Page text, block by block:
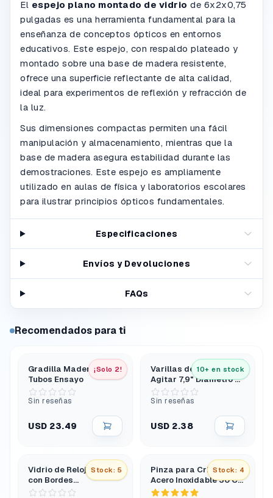
El espejo plano montado de vidrio de 6x2x0,75
pulgadas es una herramienta fundamental para la
enseñanza de conceptos ópticos en entornos
educativos. Este espejo, con respaldo plateado y
montado sobre una base de madera resistente,
ofrece una superficie reflectante de alta calidad,
ideal para experimentos de reflexión y refracción de
la luz.
Sus dimensiones compactas permiten una fácil
manipulación y almacenamiento, mientras que la
base de madera asegura estabilidad durante las
demostraciones. Este espejo es ampliamente
utilizado en aulas de física y laboratorios escolares
para ilustrar principios ópticos fundamentales.
Especificaciones
Envíos y Devoluciones
FAQs
Recomendados para ti
¡Solo 2!
Gradilla Madera 12
Tubos Ensayo
Sin reseñas
USD 23.49
10+ en stock
Varillas de Vidrio para
Agitar 7,9" Diámetro 6
Mm Extremos
Redondeados
Sin reseñas
USD 2.38
Stock: 5
Vidrio de Reloj 10 Cm
con Bordes
Esmerilados y Pulidos
Stock: 4
Pinza para Crisol de
Acero Inoxidable 30 Cm
Tipo Arco Extra Larga